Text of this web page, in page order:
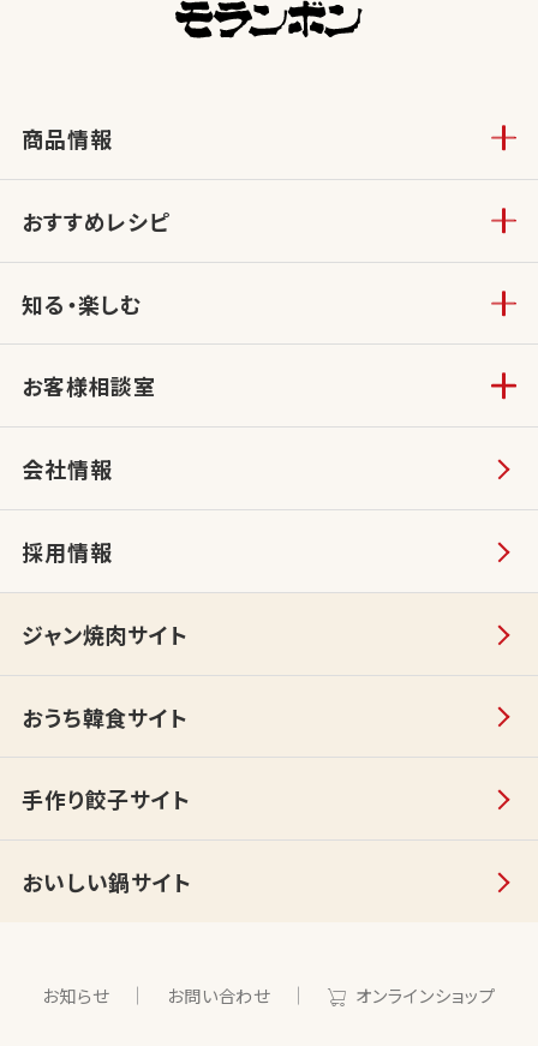
商品情報
おすすめレシピ
知る・楽しむ
お客様相談室
会社情報
採用情報
ジャン焼肉サイト
おうち韓食サイト
手作り餃子サイト
おいしい鍋サイト
お知らせ お問い合わせ オンラインショップ